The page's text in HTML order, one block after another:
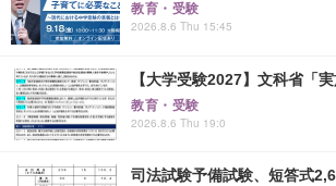
教育・受験
2026.8.6 Thu 15:45
【大学受験2027】文科省「
教育・受験
2026.8.6 Thu 19:0
司法試験予備試験、短答式